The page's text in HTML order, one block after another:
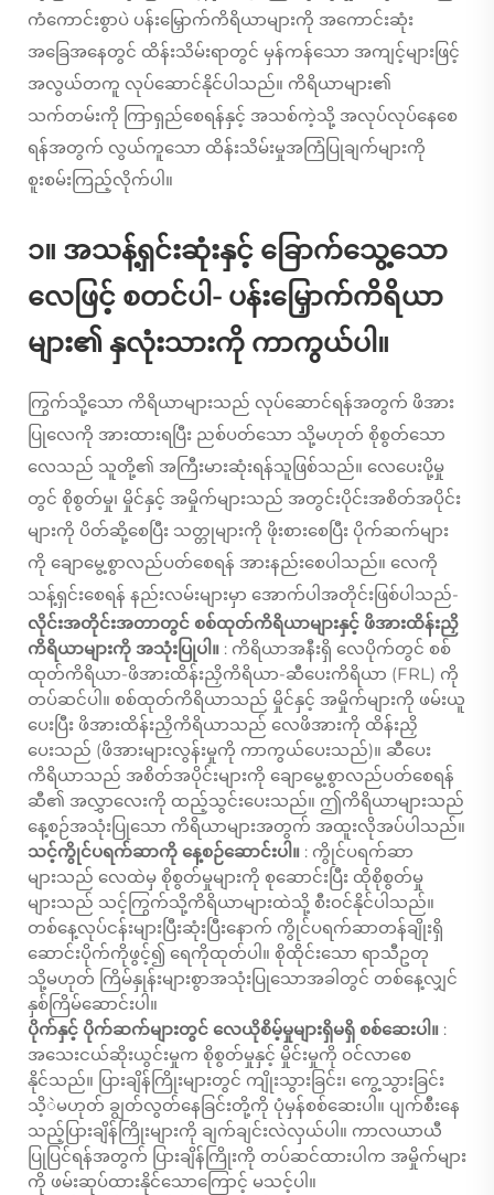
ကံကောင်းစွာပဲ ပန်းမြှောက်ကိရိယာများကို အကောင်းဆုံး
အခြေအနေတွင် ထိန်းသိမ်းရာတွင် မှန်ကန်သော အကျင့်များဖြင့်
အလွယ်တကူ လုပ်ဆောင်နိုင်ပါသည်။ ကိရိယာများ၏
သက်တမ်းကို ကြာရှည်စေရန်နှင့် အသစ်ကဲ့သို့ အလုပ်လုပ်နေစေ
ရန်အတွက် လွယ်ကူသော ထိန်းသိမ်းမှုအကြံပြုချက်များကို
စူးစမ်းကြည့်လိုက်ပါ။
၁။ အသန့်ရှင်းဆုံးနှင့် ခြောက်သွေ့သော
လေဖြင့် စတင်ပါ- ပန်းမြှောက်ကိရိယာ
များ၏ နှလုံးသားကို ကာကွယ်ပါ။
ကြွက်သို့သော ကိရိယာများသည် လုပ်ဆောင်ရန်အတွက် ဖိအား
ပြုလေကို အားထားရပြီး ညစ်ပတ်သော သို့မဟုတ် စိုစွတ်သော
လေသည် သူတို့၏ အကြီးမားဆုံးရန်သူဖြစ်သည်။ လေပေးပို့မှု
တွင် စိုစွတ်မှု၊ မှိုင်နှင့် အမှိုက်များသည် အတွင်းပိုင်းအစိတ်အပိုင်း
များကို ပိတ်ဆို့စေပြီး သတ္တုများကို ဖိုးစားစေပြီး ပိုက်ဆက်များ
ကို ချောမွေ့စွာလည်ပတ်စေရန် အားနည်းစေပါသည်။ လေကို
သန့်ရှင်းစေရန် နည်းလမ်းများမှာ အောက်ပါအတိုင်းဖြစ်ပါသည်-
လိုင်းအတိုင်းအတာတွင် စစ်ထုတ်ကိရိယာများနှင့် ဖိအားထိန်းညှိ
ကိရိယာများကို အသုံးပြုပါ။ : ကိရိယာအနီးရှိ လေပိုက်တွင် စစ်
ထုတ်ကိရိယာ-ဖိအားထိန်းညှိကိရိယာ-ဆီပေးကိရိယာ (FRL) ကို
တပ်ဆင်ပါ။ စစ်ထုတ်ကိရိယာသည် မှိုင်နှင့် အမှိုက်များကို ဖမ်းယူ
ပေးပြီး ဖိအားထိန်းညှိကိရိယာသည် လေဖိအားကို ထိန်းညှိ
ပေးသည် (ဖိအားများလွန်းမှုကို ကာကွယ်ပေးသည်)။ ဆီပေး
ကိရိယာသည် အစိတ်အပိုင်းများကို ချောမွေ့စွာလည်ပတ်စေရန်
ဆီ၏ အလွှာလေးကို ထည့်သွင်းပေးသည်။ ဤကိရိယာများသည်
နေ့စဉ်အသုံးပြုသော ကိရိယာများအတွက် အထူးလိုအပ်ပါသည်။
သင့်ကွိုင်ပရက်ဆာကို နေ့စဉ်ဆောင်းပါ။ : ကွိုင်ပရက်ဆာ
များသည် လေထဲမှ စိုစွတ်မှုများကို စုဆောင်းပြီး ထိုစိုစွတ်မှု
များသည် သင့်ကြွက်သို့ကိရိယာများထဲသို့ စီးဝင်နိုင်ပါသည်။
တစ်နေ့လုပ်ငန်းများပြီးဆုံးပြီးနောက် ကွိုင်ပရက်ဆာတန်ချိုးရှိ
ဆောင်းပိုက်ကိုဖွင့်၍ ရေကိုထုတ်ပါ။ စိုထိုင်းသော ရာသီဥတု
သို့မဟုတ် ကြိမ်နှုန်းများစွာအသုံးပြုသောအခါတွင် တစ်နေ့လျှင်
နှစ်ကြိမ်ဆောင်းပါ။
ပိုက်နှင့် ပိုက်ဆက်များတွင် လေယိုစိမ့်မှုများရှိမရှိ စစ်ဆေးပါ။ :
အသေးငယ်ဆိုးယွင်းမှုက စိုစွတ်မှုနှင့် မှိုင်းမှုကို ဝင်လာစေ
နိုင်သည်။ ပြားချိန်ကြိုးများတွင် ကျိုးသွားခြင်း၊ ကွေ့သွားခြင်း
သိ့ဲမဟုတ် ချွတ်လွတ်နေခြင်းတို့ကို ပုံမှန်စစ်ဆေးပါ။ ပျက်စီးနေ
သည့်ပြားချိန်ကြိုးများကို ချက်ချင်းလဲလှယ်ပါ။ ကာလယာယီ
ပြုပြင်ရန်အတွက် ပြားချိန်ကြိုးကို တပ်ဆင်ထားပါက အမှိုက်များ
ကို ဖမ်းဆုပ်ထားနိုင်သောကြောင့် မသင့်ပါ။